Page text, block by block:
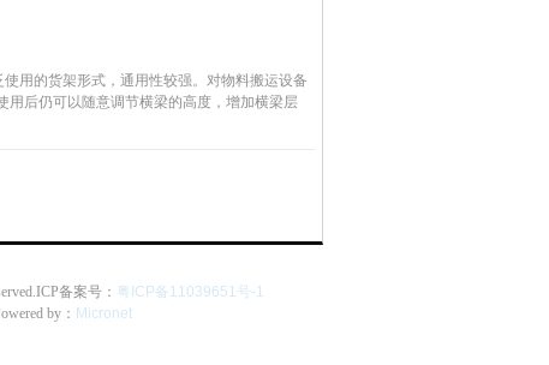
用的货架形式，通用性较强。对物料搬运设备
用后仍可以随意调节横梁的高度，增加横梁层
备案号： 粤ICP备11039651号-1
by： Micronet